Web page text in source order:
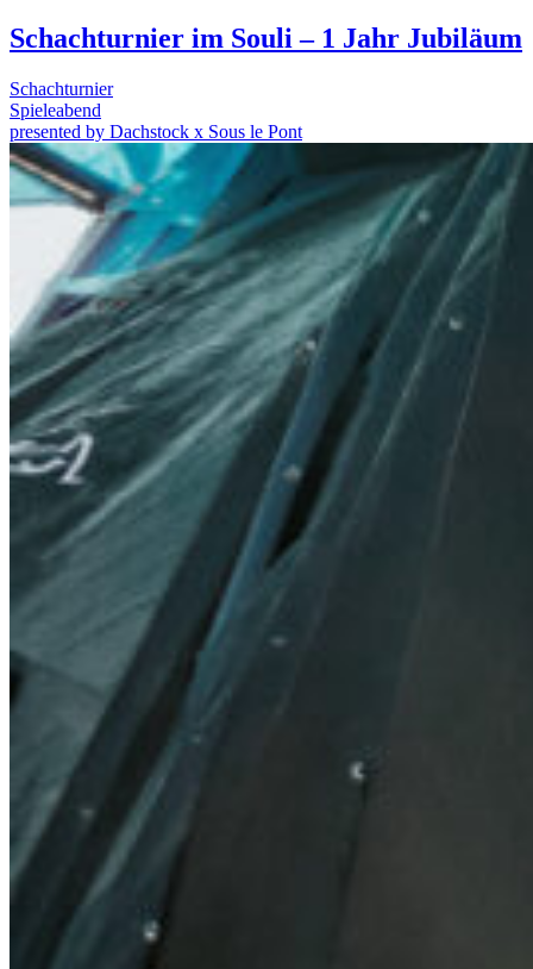
Schachturnier im Souli – 1 Jahr Jubiläum
Schachturnier
Spieleabend
presented by Dachstock x Sous le Pont